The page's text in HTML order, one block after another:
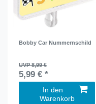
Bobby Car Nummernschild
UVP 8,99 €
5,99 € *
In den
Warenkorb